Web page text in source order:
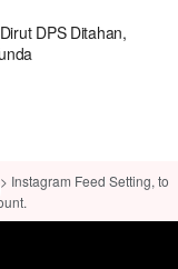
DPS Ditahan,
Instagram Feed Setting, to